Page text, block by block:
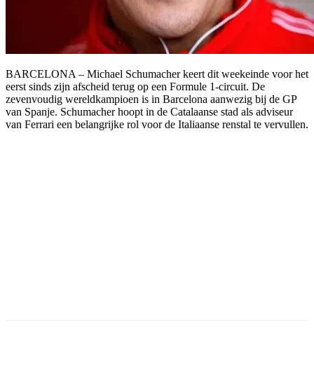
BARCELONA – Michael Schumacher keert dit weekeinde voor het
eerst sinds zijn afscheid terug op een Formule 1-circuit. De
zevenvoudig wereldkampioen is in Barcelona aanwezig bij de GP
van Spanje. Schumacher hoopt in de Catalaanse stad als adviseur
van Ferrari een belangrijke rol voor de Italiaanse renstal te vervullen.